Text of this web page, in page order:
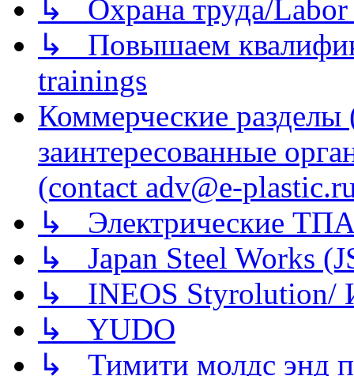
↳ Охрана труда/Labor
↳ Повышаем
trainings
Коммерческие
заинтересованные
(contact adv@e-
↳ Электрические
↳ Japan Steel Works
↳ INEOS
↳ YUDO
↳ Тимити молдс энд